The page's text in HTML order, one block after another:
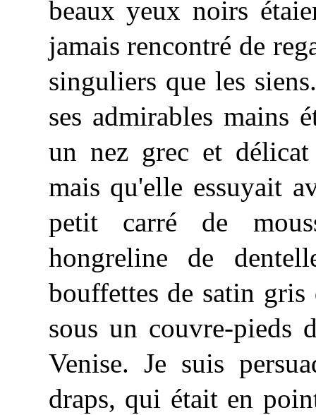
beaux yeux noirs
jamais rencontré de
singuliers que les
ses admirables
un nez grec et
mais qu'elle essuyait
petit carré de
hongreline de
bouffettes de satin
sous un couvre-pieds
Venise. Je suis
draps, qui était en